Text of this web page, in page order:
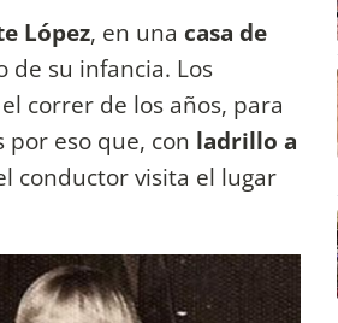
López, en una casa de
de su infancia. Los
correr de los años, para
eso que, con ladrillo a
conductor visita el lugar